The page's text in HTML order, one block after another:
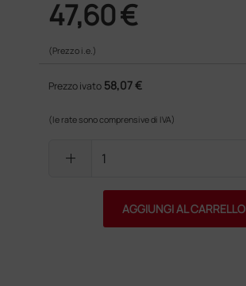
47,60 €
(Prezzo i.e.)
Prezzo ivato 58,07 €
(le rate sono comprensive di IVA)
add
AGGIUNGI AL CARRELLO